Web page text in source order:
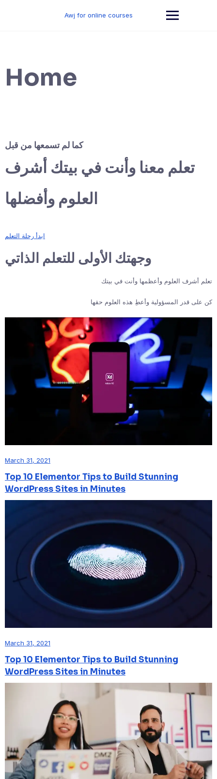
Awj for online courses
Home
كما لم تسمعها من قبل
تعلم معنا وأنت في بيتك أشرف
العلوم وأفضلها
ابدأ رحلة التعلم
وجهتك الأولى للتعلم الذاتي
تعلم أشرف العلوم وأعظمها وأنت في بيتك
كن على قدر المسؤولية وأعطِ هذه العلوم حقها
March 31, 2021
Top 10 Elementor Tips to Build Stunning
WordPress Sites in Minutes
March 31, 2021
Top 10 Elementor Tips to Build Stunning
WordPress Sites in Minutes